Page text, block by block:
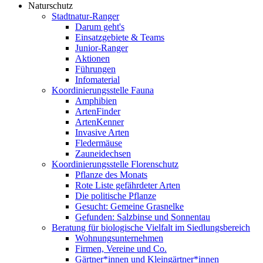
Naturschutz
Stadtnatur-Ranger
Darum geht's
Einsatzgebiete & Teams
Junior-Ranger
Aktionen
Führungen
Infomaterial
Koordinierungsstelle Fauna
Amphibien
ArtenFinder
ArtenKenner
Invasive Arten
Fledermäuse
Zauneidechsen
Koordinierungsstelle Florenschutz
Pflanze des Monats
Rote Liste gefährdeter Arten
Die politische Pflanze
Gesucht: Gemeine Grasnelke
Gefunden: Salzbinse und Sonnentau
Beratung für biologische Vielfalt im Siedlungsbereich
Wohnungsunternehmen
Firmen, Vereine und Co.
Gärtner*innen und Kleingärtner*innen